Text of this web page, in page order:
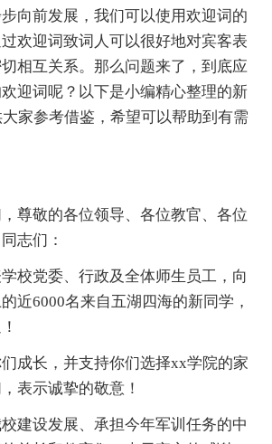
向前发展，我们可以使用欢迎词的
欢迎词致词人可以很好地对宾客表
相互关系。那么问题来了，到底应
迎词呢？以下是小编精心整理的新
家参考借鉴，希望可以帮助到有需
尊敬的各位领导、各位教官、各位
志们：
校党委、行政及全体师生员工，向
近6000名来自五湖四海的新同学，
成长，并支持你们选择xx学院的家
表示诚挚的敬意！
建设发展、承担今年军训任务的中